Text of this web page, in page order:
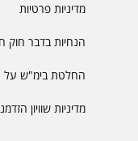
מדיניות פרטיות
הנחיות בדבר חוק
החלטת בימ"ש על
מדיניות שוויון